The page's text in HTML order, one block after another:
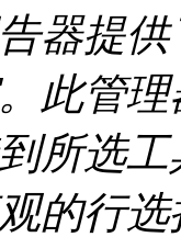
器提
此管
所选
的行